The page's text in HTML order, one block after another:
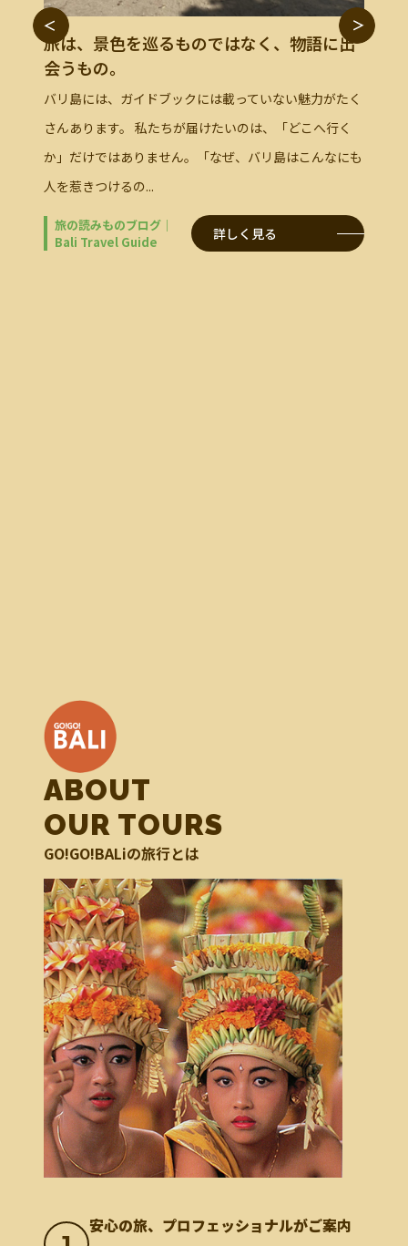
乾季のバリ島を彩る伝統文化「凧揚げ」 遊びではな
く、神様への祈りが込められたバリの空 📅 2026年7月
23日から26日にかけて、バリ島では凧揚げに関連する
イベントが開催されます...
Bali Travel Guide
詳しく見る
バビ
バビグ
ABOUT
OUR TOURS
GO!GO!BALiの旅行とは
安心の旅、プロフェッショナルがご案内